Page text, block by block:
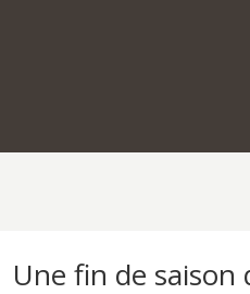
Une fin de saison